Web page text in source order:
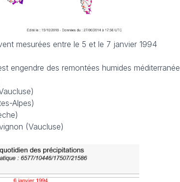
mesurées entre le 5 et le 7 janvier 1994
engendre des remontées humides
Alpes)
(Vaucluse)